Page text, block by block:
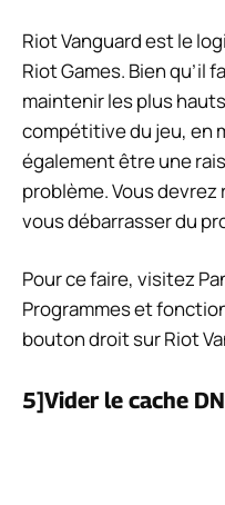
Riot Vanguard est le
Riot Games. Bien qu’il
maintenir les plus
compétitive du jeu, en
également être une
problème. Vous
vous débarrasser du
Pour ce faire, visitez
Programmes et
bouton droit sur Riot
5]Vider le cache